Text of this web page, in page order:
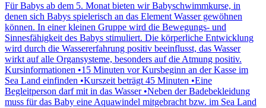
Für Babys ab dem 5. Monat bieten wir Babyschwimmkurse, in
denen sich Babys spielerisch an das Element Wasser gewöhnen
können. In einer kleinen Gruppe wird die Bewegungs- und
Sinnesfähigkeit des Babys stimuliert. Die körperliche Entwicklung
wird durch die Wassererfahrung positiv beeinflusst, das Wasser
wirkt auf alle Organsysteme, besonders auf die Atmung positiv.
Kursinformationen •15 Minuten vor Kursbeginn an der Kasse im
Sea Land einfinden •Kurszeit beträgt 45 Minuten •Eine
Begleitperson darf mit in das Wasser •Neben der Badebekleidung
muss für das Baby eine Aquawindel mitgebracht bzw. im Sea Land